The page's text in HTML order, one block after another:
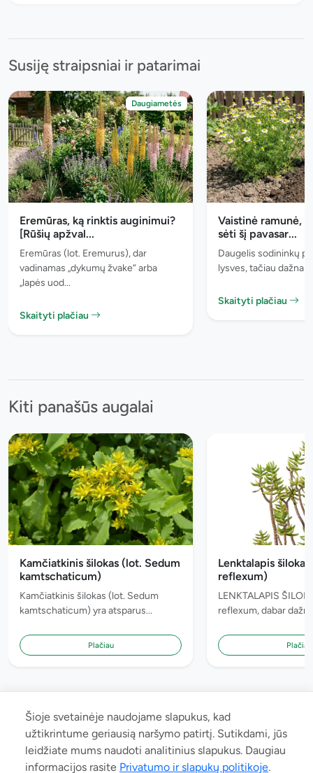
Susiję straipsniai ir patarimai
Daugiametės
Eremūras, ką rinktis auginimui?
[Rūšių apžval...
Eremūras (lot. Eremurus), dar
vadinamas „dykumų žvake“ arba
„lapės uod...
Skaityti plačiau
Vaistinė ramunė,
sėti šį pavasar...
Daugelis sodininkų
lysves, tačiau dažnai
Skaityti plačiau
Kiti panašūs augalai
Kamčiatkinis šilokas (lot. Sedum
kamtschaticum)
Kamčiatkinis šilokas (lot. Sedum
kamtschaticum) yra atsparus...
Plačiau
Lenktalapis
reflexum)
LENKTALAPIS
reflexum, dabar
Plačiau
© 2026 manoaugalas.lt. Neradote Jums reikalingo augalo ar radote
Šioje svetainėje naudojame slapukus, kad
užtikrintume geriausią naršymo patirtį. Sutikdami, jūs
leidžiate mums naudoti analitinius slapukus. Daugiau
informacijos rasite Privatumo ir slapukų politikoje.